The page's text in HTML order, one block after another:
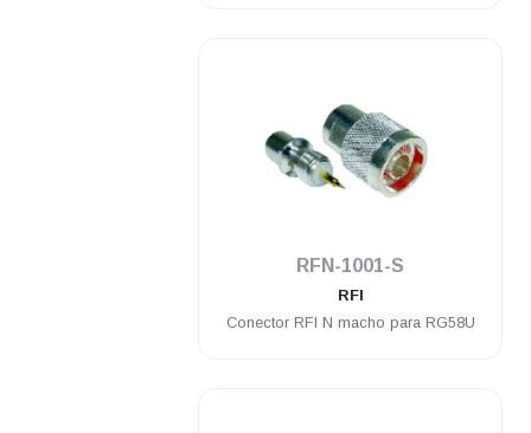
RFN-1001-S
RFI
Conector RFI N macho para RG58U